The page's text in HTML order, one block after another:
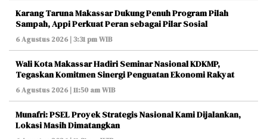
Karang Taruna Makassar Dukung Penuh Program Pilah
Sampah, Appi Perkuat Peran sebagai Pilar Sosial
6 Agustus 2026 | 3:31 pm WIB
Wali Kota Makassar Hadiri Seminar Nasional KDKMP,
Tegaskan Komitmen Sinergi Penguatan Ekonomi Rakyat
6 Agustus 2026 | 11:50 am WIB
Munafri: PSEL Proyek Strategis Nasional Kami Dijalankan,
Lokasi Masih Dimatangkan